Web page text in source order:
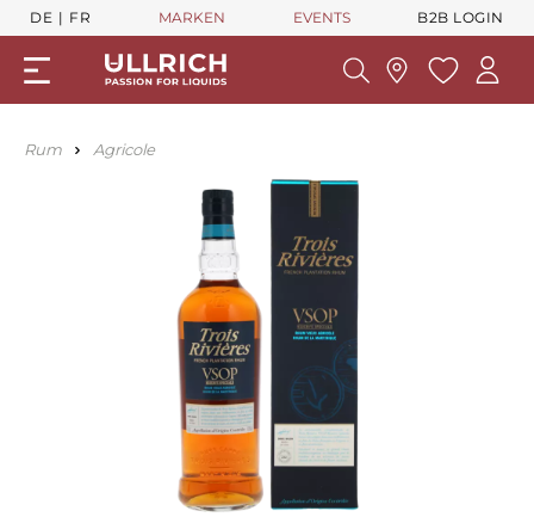
DE FR MARKEN EVENTS B2B LOGIN
Rum Agricole